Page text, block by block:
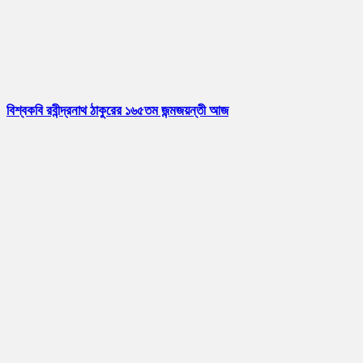
বিশ্বকবি রবীন্দ্রনাথ ঠাকুরের ১৬৫তম জন্মজয়ন্তী আজ